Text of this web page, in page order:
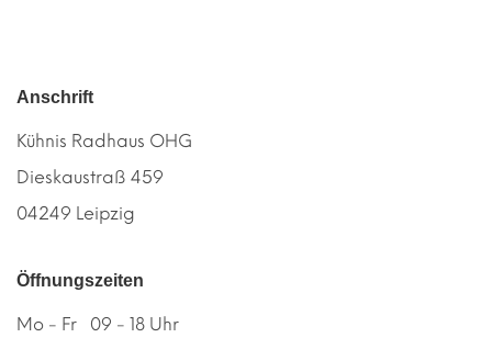
Anschrift
Kühnis Radhaus OHG
Dieskaustraß 459
04249 Leipzig
Öffnungszeiten
Mo - Fr 09 - 18 Uhr